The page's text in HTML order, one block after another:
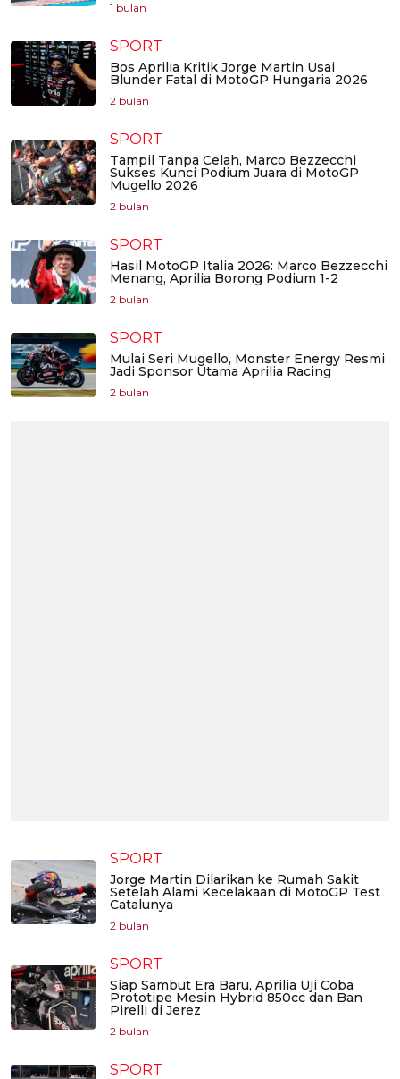
1 bulan
SPORT
Bos Aprilia Kritik Jorge Martin Usai
Blunder Fatal di MotoGP Hungaria 2026
2 bulan
SPORT
Tampil Tanpa Celah, Marco Bezzecchi
Sukses Kunci Podium Juara di MotoGP
Mugello 2026
2 bulan
SPORT
Hasil MotoGP Italia 2026: Marco Bezzecchi
Menang, Aprilia Borong Podium 1-2
2 bulan
SPORT
Mulai Seri Mugello, Monster Energy Resmi
Jadi Sponsor Utama Aprilia Racing
2 bulan
SPORT
Jorge Martin Dilarikan ke Rumah Sakit
Setelah Alami Kecelakaan di MotoGP Test
Catalunya
2 bulan
SPORT
Siap Sambut Era Baru, Aprilia Uji Coba
Prototipe Mesin Hybrid 850cc dan Ban
Pirelli di Jerez
2 bulan
SPORT